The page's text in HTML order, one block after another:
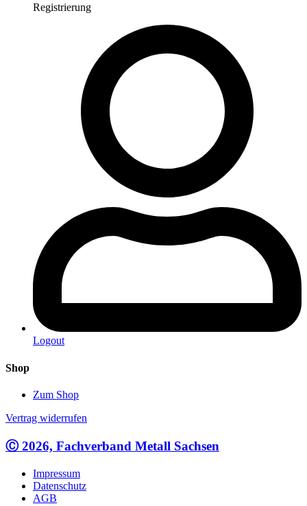
Registrierung
Logout
Shop
Zum Shop
Vertrag widerrufen
Ⓒ 2026, Fachverband Metall Sachsen
Impressum
Datenschutz
AGB